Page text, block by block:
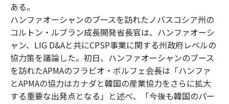
ある。
ハンファオーシャンのブースを訪れたノバスコシア州の
コルトン・ルブラン成長開発省長官は、ハンファオーシ
ャン、LIG D&Aと共にCPSP事業に関する州政府レベルの
協力策を議論した。初日、ハンファオーシャンのブース
を訪れたAPMAのフラビオ・ボルフェ会長は「ハンファ
とAPMAの協力はカナダと韓国の産業協力をさらに拡大
する重要な出発点となる」と述べ、「今後も韓国のパー